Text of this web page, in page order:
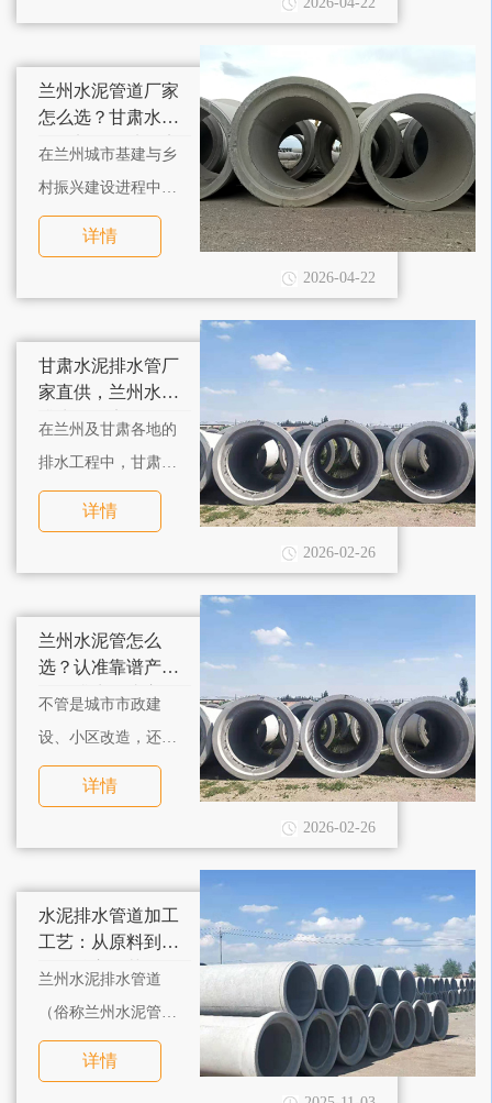
纷纷涌现，但行业资
质参差不齐，选择一
家实力过硬的厂家，
才能保障工程质量与
兰州水泥管道厂家
怎么选？甘肃水泥
管道加工厂选型实
在兰州城市基建与乡
村振兴建设进程中，
水泥管道作为地下排
水管网的核心构件，
寿命，选择靠谱的兰
州水泥管道厂家，成
为工程采购的关键环
节。
详情
2026-04-22
甘肃水泥排水管厂
家直供，兰州水泥
排水管道实用耐
在兰州及甘肃各地的
排水工程中，甘肃水
泥排水管、兰州水泥
排水管道的质量，直
详情
2026-02-26
兰州水泥管怎么
选？认准靠谱产
品，排水更省心
不管是城市市政建
设、小区改造，还是
工地施工、农村污水
治理，排水系统都是
管道，就是排水系统
里核心的部件。
详情
2026-02-26
水泥排水管道加工
工艺：从原料到成
品的核心环节解析
兰州水泥排水管道
（俗称兰州水泥管）
的加工工艺直接决定
其性能与品质，正规
详情